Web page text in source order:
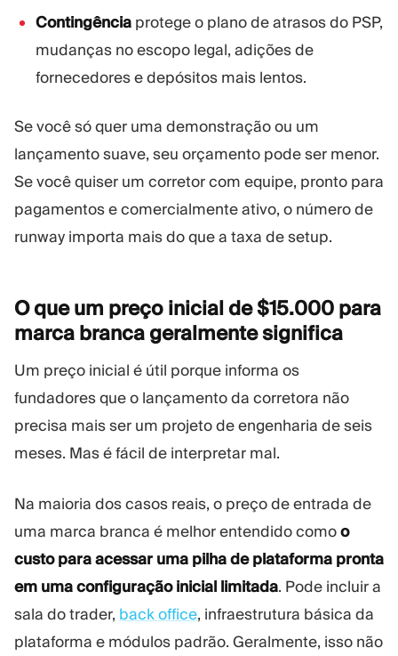
Contingência protege o plano de atrasos do PSP,
mudanças no escopo legal, adições de
fornecedores e depósitos mais lentos.
Se você só quer uma demonstração ou um
lançamento suave, seu orçamento pode ser menor.
Se você quiser um corretor com equipe, pronto para
pagamentos e comercialmente ativo, o número de
runway importa mais do que a taxa de setup.
O que um preço inicial de $15.000 para
marca branca geralmentesignifica
Um preço inicial é útil porque informa os
fundadores que o lançamento da corretora não
precisa mais ser um projeto de engenharia de seis
meses. Mas é fácil de interpretar mal.
Na maioria dos casos reais, o preço de entrada de
uma marca branca é melhor entendido comoo
custo para acessar uma pilha de plataforma pronta
em uma configuração inicial limitada. Pode incluir a
sala do trader, back office, infraestrutura básica da
plataforma e módulos padrão. Geralmente, isso não